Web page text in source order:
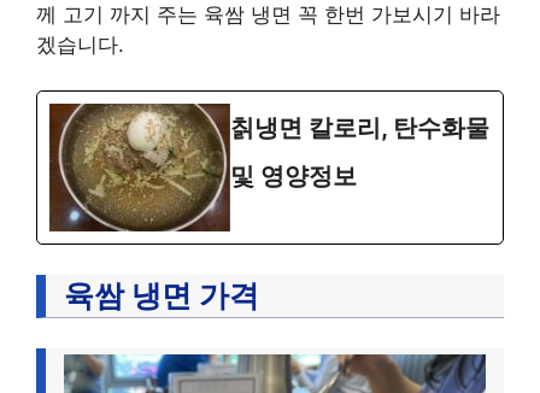
께 고기 까지 주는 육쌈 냉면 꼭 한번 가보시기 바라
겠습니다.
칡냉면 칼로리, 탄수화물
및 영양정보
육쌈 냉면 가격